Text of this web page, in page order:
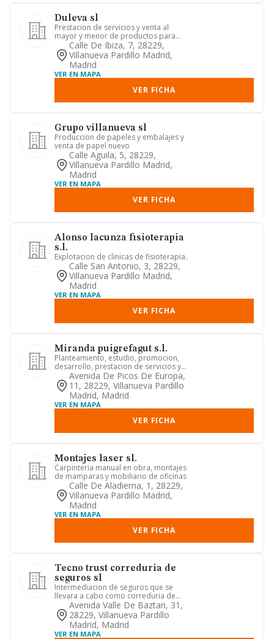
Duleva sl
Prestacion de servicios y venta al
mayor y menor de productos para
mantenimiento edificios de ofici...
Calle De Ibiza, 7, 28229,
Villanueva Pardillo Madrid,
Madrid
VER EN MAPA
VER FICHA
Grupo villanueva sl
Produccion de papeles y embalajes y
venta de papel nuevo
Calle Aguila, 5, 28229,
Villanueva Pardillo Madrid,
Madrid
VER EN MAPA
VER FICHA
Alonso lacunza fisioterapia
s.l.
Explotacion de clinicas de fisioterapia.
Calle San Antonio, 3, 28229,
Villanueva Pardillo Madrid,
Madrid
VER EN MAPA
VER FICHA
Miranda puigrefagut s.l.
Planteamiento, estudio, promocion,
desarrollo, prestacion de servicios y
asesoramiento y asistencia...
Avenida De Picos De Europa,
11, 28229, Villanueva Pardillo
Madrid, Madrid
VER EN MAPA
VER FICHA
Montajes laser sl.
Carpinteria manual en obra, montajes
de mamparas y mobiliario de oficinas
Calle De Aladierna, 1, 28229,
Villanueva Pardillo Madrid,
Madrid
VER EN MAPA
VER FICHA
Tecno trust correduria de
seguros sl
Intermediacion de seguros que se
llevara a cabo como correduria de
seguros con sujeccion a lo dispu...
Avenida Valle De Baztan, 31,
28229, Villanueva Pardillo
Madrid, Madrid
VER EN MAPA